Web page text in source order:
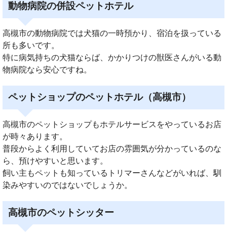
動物病院の併設ペットホテル
高槻市の動物病院では犬猫の一時預かり、宿泊を扱っている
所も多いです。
特に病気持ちの犬猫ならば、かかりつけの獣医さんがいる動
物病院なら安心ですね。
ペットショップのペットホテル（高槻市）
高槻市のペットショップもホテルサービスをやっているお店
が時々あります。
普段からよく利用していてお店の雰囲気が分かっているのな
ら、預けやすいと思います。
飼い主もペットも知っているトリマーさんなどがいれば、馴
染みやすいのではないでしょうか。
高槻市のペットシッター